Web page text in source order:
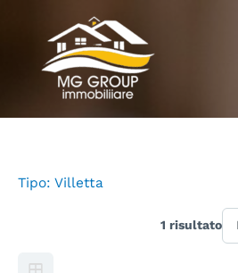
contenuto
Tipo: Villetta
1 risultato